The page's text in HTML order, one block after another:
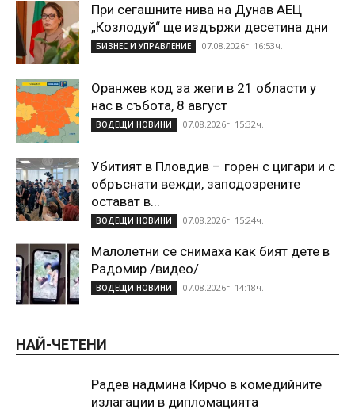
При сегашните нива на Дунав АЕЦ
„Козлодуй“ ще издържи десетина дни
БИЗНЕС И УПРАВЛЕНИЕ 07.08.2026г. 16:53ч.
Оранжев код за жеги в 21 области у
нас в събота, 8 август
ВОДЕЩИ НОВИНИ 07.08.2026г. 15:32ч.
Убитият в Пловдив – горен с цигари и с
обръснати вежди, заподозрените
остават в...
ВОДЕЩИ НОВИНИ 07.08.2026г. 15:24ч.
Малолетни се снимаха как бият дете в
Радомир /видео/
ВОДЕЩИ НОВИНИ 07.08.2026г. 14:18ч.
НАЙ-ЧЕТЕНИ
Радев надмина Кирчо в комедийните
излагации в дипломацията